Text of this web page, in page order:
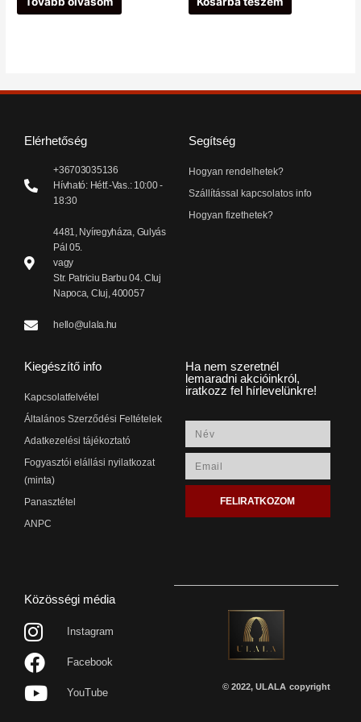
Elérhetőség
+36703035136
Hívható: Hétf.-Vas.: 10:00 -
18:30
4481, Nyíregyháza, Gulyás
Pál 05.
vagy
Str. Patriciu Barbu 04. Cluj
Napoca, Cluj, 400057
hello@ulala.hu
Segítség
Hogyan rendelhetek?
Szállítással kapcsolatos info
Hogyan fizethetek?
Kiegészítő info
Kapcsolatfelvétel
Általános Szerződési Feltételek
Adatkezelési tájékoztató
Fogyasztói elállási nyilatkozat
(minta)
Panasztétel
ANPC
Ha nem szeretnél
lemaradni akcióinkról,
iratkozz fel hírlevelünkre!
FELIRATKOZOM
Közösségi média
Instagram
Facebook
YouTube © 2022, ULALA copyright